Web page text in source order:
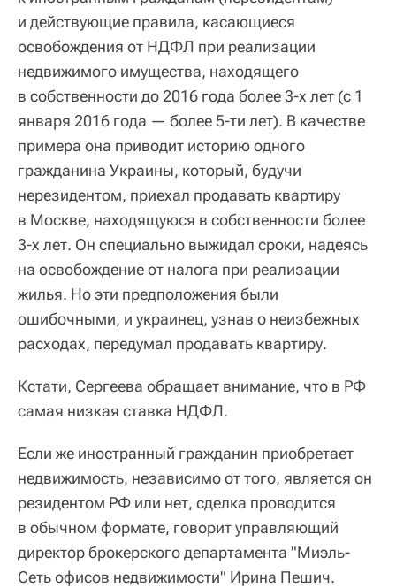
и действующие правила, касающиеся
освобождения от НДФЛ при реализации
недвижимого имущества, находящего
в собственности до 2016 года более 3-х лет (с 1
января 2016 года — более 5-ти лет). В качестве
примера она приводит историю одного
гражданина Украины, который, будучи
нерезидентом, приехал продавать квартиру
в Москве, находящуюся в собственности более
3-х лет. Он специально выжидал сроки, надеясь
на освобождение от налога при реализации
жилья. Но эти предположения были
ошибочными, и украинец, узнав о неизбежных
расходах, передумал продавать квартиру.
Кстати, Сергеева обращает внимание, что в РФ
самая низкая ставка НДФЛ.
Если же иностранный гражданин приобретает
недвижимость, независимо от того, является он
резидентом РФ или нет, сделка проводится
в обычном формате, говорит управляющий
директор брокерского департамента "Миэль-
Сеть офисов недвижимости" Ирина Пешич.